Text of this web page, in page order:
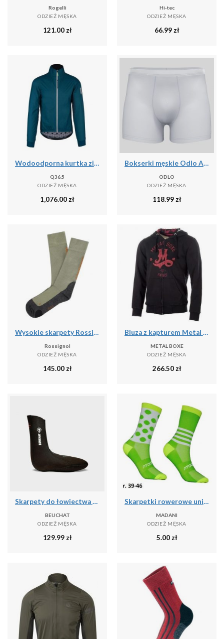
Rogelli
ODZIEŻ MĘSKA
121.00 zł
Hi-tec
ODZIEŻ MĘSKA
66.99 zł
Wodoodporna kurtka zimowa Q36.5 Adventure
Q36.5
ODZIEŻ MĘSKA
1,076.00 zł
Bokserki męskie Odlo ACTIVE F-DRyIGHT ECO
ODLO
ODZIEŻ MĘSKA
118.99 zł
Wysokie skarpety Rossignol Sidelhorn
Rossignol
ODZIEŻ MĘSKA
145.00 zł
Bluza z kapturem Metal Boxe M
METAL BOXE
ODZIEŻ MĘSKA
266.50 zł
Skarpety do łowiectwa podwodnego Beuchat Sirocco Elite 3 mm
BEUCHAT
ODZIEŻ MĘSKA
129.99 zł
Skarpetki rowerowe unisex madani Parrot
MADANI
ODZIEŻ MĘSKA
5.00 zł